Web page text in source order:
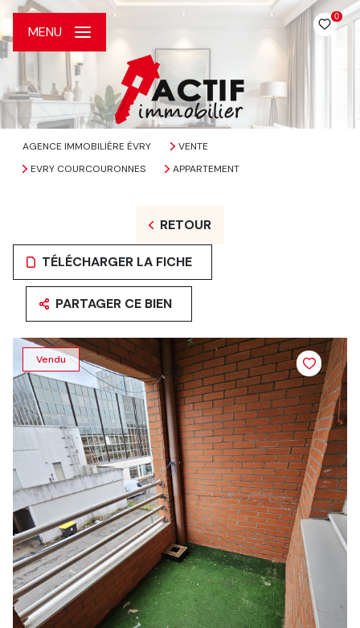
0
MENU
AGENCE IMMOBILIÈRE ÉVRY
VENTE
EVRY COURCOURONNES
APPARTEMENT
RETOUR
TÉLÉCHARGER LA FICHE
PARTAGER CE BIEN
Vendu